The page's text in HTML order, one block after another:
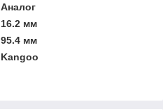
Аналог
16.2 мм
95.4 мм
Kangoo